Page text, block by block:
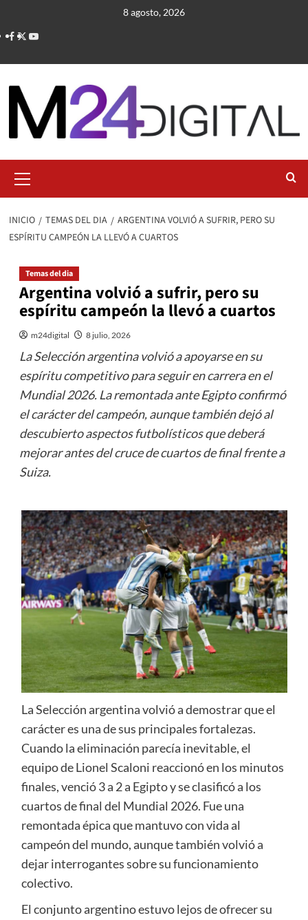
contenido
8 agosto, 2026
primario
INICIO TEMAS DEL DIA
ARGENTINA VOLVIÓ A SUFRIR, PERO SU
ESPÍRITU CAMPEÓN LA LLEVÓ A CUARTOS
Temas del dia
Argentina volvió a sufrir, pero su
espíritu campeón la llevó a cuartos
m24digital 8 julio, 2026
La Selección argentina volvió a apoyarse en su
espíritu competitivo para seguir en carrera en el
Mundial 2026. La remontada ante Egipto confirmó
el carácter del campeón, aunque también dejó al
descubierto aspectos futbolísticos que deberá
mejorar antes del cruce de cuartos de final frente a
Suiza.
La Selección argentina volvió a demostrar que el
carácter es una de sus principales fortalezas.
Cuando la eliminación parecía inevitable, el
equipo de Lionel Scaloni reaccionó en los minutos
finales, venció 3 a 2 a Egipto y se clasificó a los
cuartos de final del Mundial 2026. Fue una
remontada épica que mantuvo con vida al
campeón del mundo, aunque también volvió a
dejar interrogantes sobre su funcionamiento
colectivo.
El conjunto argentino estuvo lejos de ofrecer su